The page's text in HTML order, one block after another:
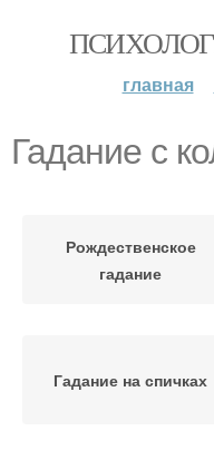
главная
Гадание с
Рождественское
гадание
Гадание на спичках